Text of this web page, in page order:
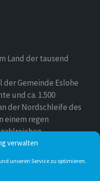
verwalten
unseren Service zu optimieren.
Land der tausend
Gemeinde Eslohe
und ca. 1.500
der Nordschleife des
einem regen
Ort für sein